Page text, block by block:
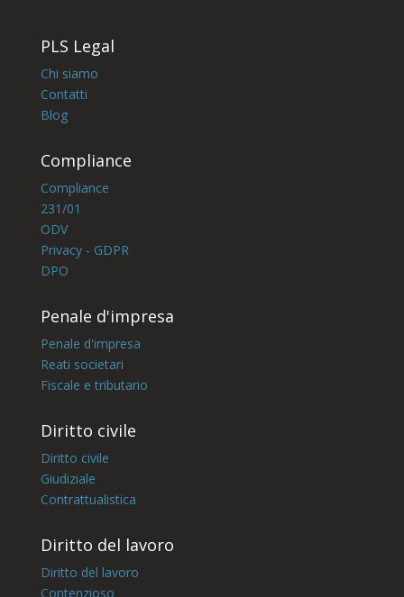
PLS Legal
Chi siamo
Contatti
Blog
Compliance
Compliance
231/01
ODV
Privacy - GDPR
DPO
Penale d'impresa
Penale d'impresa
Reati societari
Fiscale e tributario
Diritto civile
Diritto civile
Giudiziale
Contrattualistica
Diritto del lavoro
Diritto del lavoro
Contenzioso